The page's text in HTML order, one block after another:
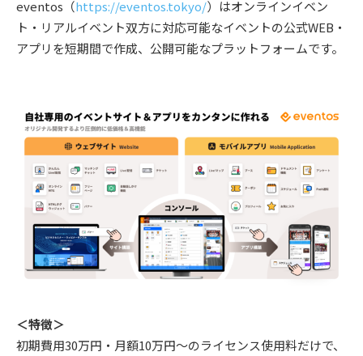
eventos（https://eventos.tokyo/）はオンラインイベン
ト・リアルイベント双方に対応可能なイベントの公式WEB・
アプリを短期間で作成、公開可能なプラットフォームです。
＜特徴＞
初期費用30万円・月額10万円～のライセンス使用料だけで、